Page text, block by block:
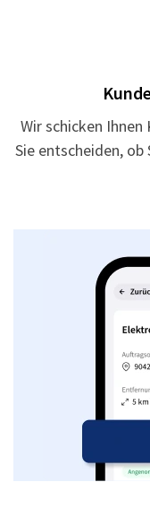
Wir schicken
Sie entscheiden,